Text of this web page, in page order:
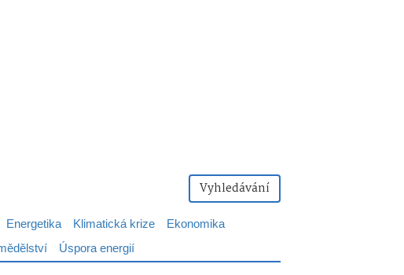
Vyhledávání
Energetika Klimatická krize
Ekonomika
Úspora energií